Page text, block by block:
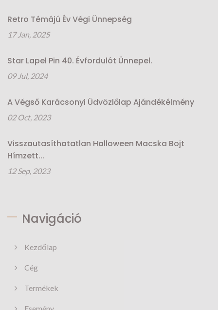
Retro Témájú Év Végi Ünnepség
17 Jan, 2025
Star Lapel Pin 40. Évfordulót Ünnepel.
09 Jul, 2024
A Végső Karácsonyi Üdvözlőlap Ajándékélmény
02 Oct, 2023
Visszautasíthatatlan Halloween Macska Bojt
Hímzett...
12 Sep, 2023
Navigáció
Kezdőlap
Cég
Termékek
Esemény